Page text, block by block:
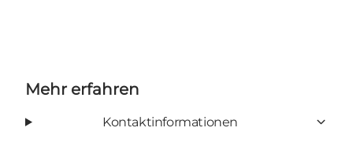
Mehr erfahren
Kontaktinformationen